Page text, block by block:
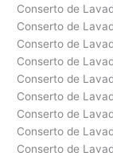
Conserto de
Conserto de
Conserto de
Conserto de
Conserto de
Conserto de
Conserto de
Conserto de
Conserto de